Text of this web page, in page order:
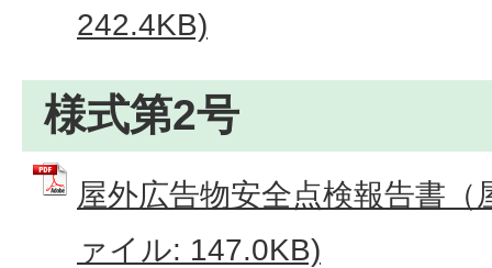
242.4KB)
様式第2号
屋外広告物安全点検報告書（
ァイル: 147.0KB)